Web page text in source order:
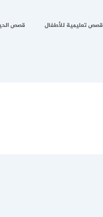
قصص تعليمية للأطفال قصص